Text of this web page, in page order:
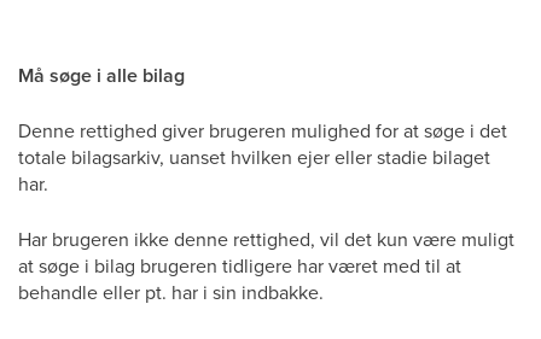
Må søge i alle bilag
Denne rettighed giver brugeren mulighed for at søge i det
totale bilagsarkiv, uanset hvilken ejer eller stadie bilaget
har.
Har brugeren ikke denne rettighed, vil det kun være muligt
at søge i bilag brugeren tidligere har været med til at
behandle eller pt. har i sin indbakke.